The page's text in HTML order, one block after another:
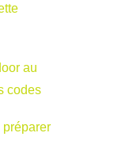
au
codes